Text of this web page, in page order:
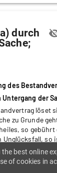
durch
des
Untergang der
löset
zu Grunde
so gebührt
so
best online
of cookies in